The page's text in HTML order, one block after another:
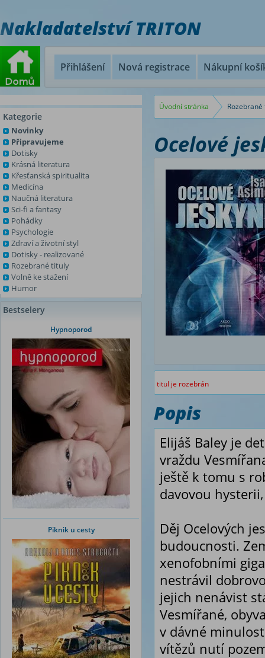
Nakladatelství TRITON
Přihlášení Nová registrace Nákupní
Kategorie
Novinky
Připravujeme
Dotisky
Krásná literatura
Křesťanská spiritualita
Medicína
Naučná literatura
Sci-fi a fantasy
Pohádky
Psychologie
Zdraví a životní styl
Dotisky - realizované
Rozebrané tituly
Volně ke stažení
Humor
Bestselery
Hypnoporod
Piknik u cesty
Úvodní stránka
Ocelové
titul je rozebrán
Popis
Elijáš Baley je
vraždu
ještě k tomu s
davovou
Děj Ocelových
budoucnosti.
xenofobními
nestrávil
jejich nenávist
Vesmířané,
v dávné
vítězů nutí